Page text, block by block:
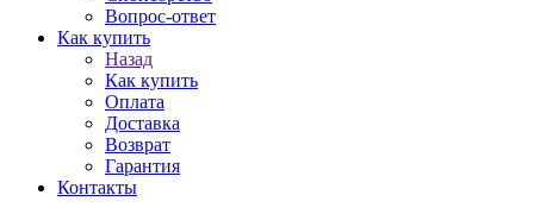
Вопрос-ответ
Как купить
Назад
Как купить
Оплата
Доставка
Возврат
Гарантия
Контакты